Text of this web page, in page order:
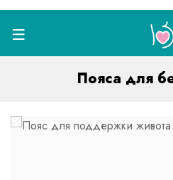
Пояса для